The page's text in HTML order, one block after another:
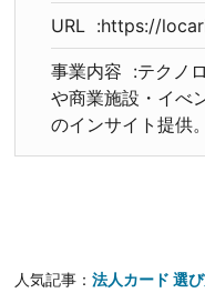
URL :https://
事業内容 :テクノ
や商業施設・イべ
のインサイト提供。
人気記事：法人カード 選